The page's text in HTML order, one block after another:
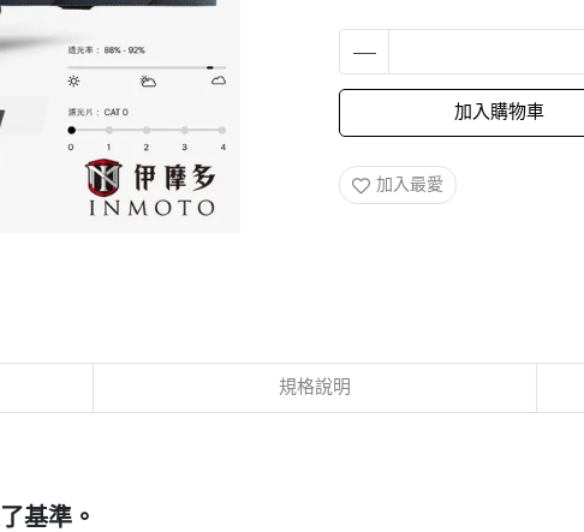
加入購物車
加入最愛
規格說明
基準。